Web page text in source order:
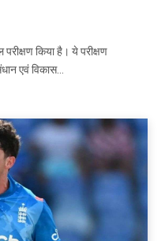
किया है। ये परीक्षण
एवं विकास…